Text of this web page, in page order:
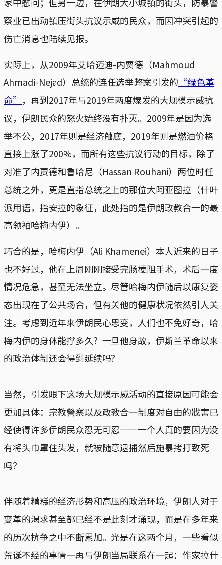
察业已出动镇压街头抗议示威的民众，而因冲突引起的
伤亡消息也陆续见报。
实际上，从2009年艾哈迈迪-内贾德（Mahmoud
Ahmadi-Nejad）总统的连任选举弊案引发的 “绿色革
命” ，再到2017年与2019年两度爆发的大规模示威抗
议，伊朗民众的怒火始终没有扑灭。2009年是因为选
举不公，2017年则是经济触底，2019年则是燃油价格
直接上涨了200%，而所有这些抗议行动的目标，除了
对准了内贾德和鲁哈尼（Hassan Rouhani）两位时任
总统之外，更是直指总统之上的那位大阿亚图拉（什叶
派用语，指安拉的象征，此处指的是伊朗政教合一的最
高领袖哈梅内伊）。
巧合的是，哈梅内伊（Ali Khamenei）本人近来的日子
也不好过，他在上周刚刚接受完肠梗阻手术，术后一度
情况危急，甚至无法坐立。尽管哈梅内伊随后以康复姿
态出现在了公共场合，但有关他的健康状况依然引人关
注。考虑到近年来伊朗民心思变，人们也不免好奇，哈
梅内伊的身体能撑多久？一旦他身故，伊斯兰革命以来
的政治体制还会得到延续吗？
当然，引发眼下这场大规模示威活动的直接原因可能会
更加具体：宗教警察以及政教合一制度对自由的戕害已
经使得许多伊朗民众忍无可忍——一个人真的要因为没
有将头巾罩住头发，就被随意逮捕然后施暴拷打致死
吗？
伴随着糟糕的经济形势和高压的政治环境，伊朗人对于
变革的渴求甚至都已经不是此刻才涌现，而是在多年来
的历次抗争之中不断累加。光是在这两个月，一些看似
荒诞不经的事情一再与伊朗当局联系在一起：作家拉什